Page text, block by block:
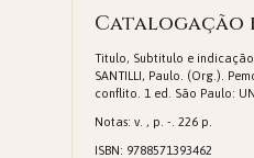
Catalogação
Titulo, Subtitulo e
SANTILLI, Paulo. (Org.).
conflito. 1 ed. São Paulo:
Notas: v. , p. -. 226 p.
ISBN: 9788571393462